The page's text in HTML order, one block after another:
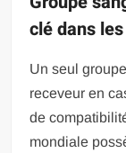
clé dans
Un seul
receveur en
de
mondiale